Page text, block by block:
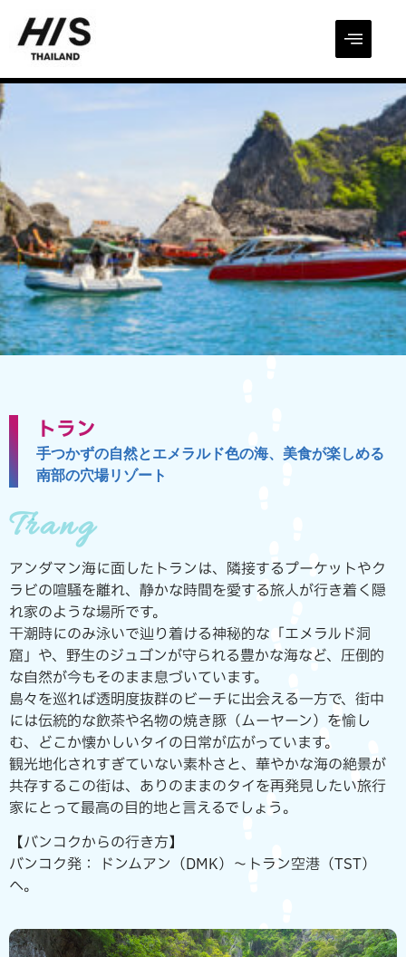
Trang
トラン
手つかずの自然とエメラルド色の海、美食が楽しめる
南部の穴場リゾート
アンダマン海に面したトランは、隣接するプーケットやク
ラビの喧騒を離れ、静かな時間を愛する旅人が行き着く隠
れ家のような場所です。
干潮時にのみ泳いで辿り着ける神秘的な「エメラルド洞
窟」や、野生のジュゴンが守られる豊かな海など、圧倒的
な自然が今もそのまま息づいています。
島々を巡れば透明度抜群のビーチに出会える一方で、街中
には伝統的な飲茶や名物の焼き豚（ムーヤーン）を愉し
む、どこか懐かしいタイの日常が広がっています。
観光地化されすぎていない素朴さと、華やかな海の絶景が
共存するこの街は、ありのままのタイを再発見したい旅行
家にとって最高の目的地と言えるでしょう。
【バンコクからの行き方】
バンコク発： ドンムアン（DMK）～トラン空港（TST）
へ。